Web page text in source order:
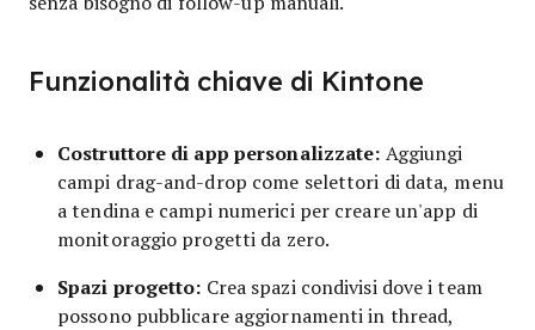
Funzionalità chiave di Kintone
Costruttore di app personalizzate: Aggiungi
campi drag-and-drop come selettori di data, menu
a tendina e campi numerici per creare un'app di
monitoraggio progetti da zero.
Spazi progetto: Crea spazi condivisi dove i team
possono pubblicare aggiornamenti in thread,